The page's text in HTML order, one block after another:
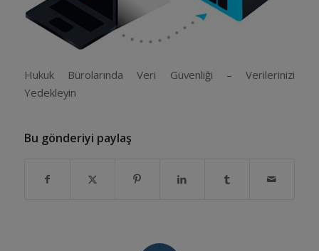
Hukuk Bürolarında Veri Güvenliği – Verilerinizi
Yedekleyin
Bu gönderiyi paylaş